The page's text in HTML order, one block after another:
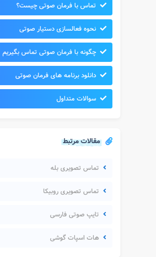
تماس با فرمان صوتی چیست؟
نحوه فعالسازی دستیار صوتی
چگونه با فرمان صوتی تماس بگیریم
دانلود برنامه های فرمان صوتی
سوالات متداول
مقالات مرتبط
تماس تصویری بله
تماس تصویری روبیکا
تایپ صوتی فارسی
هات اسپات گوشی